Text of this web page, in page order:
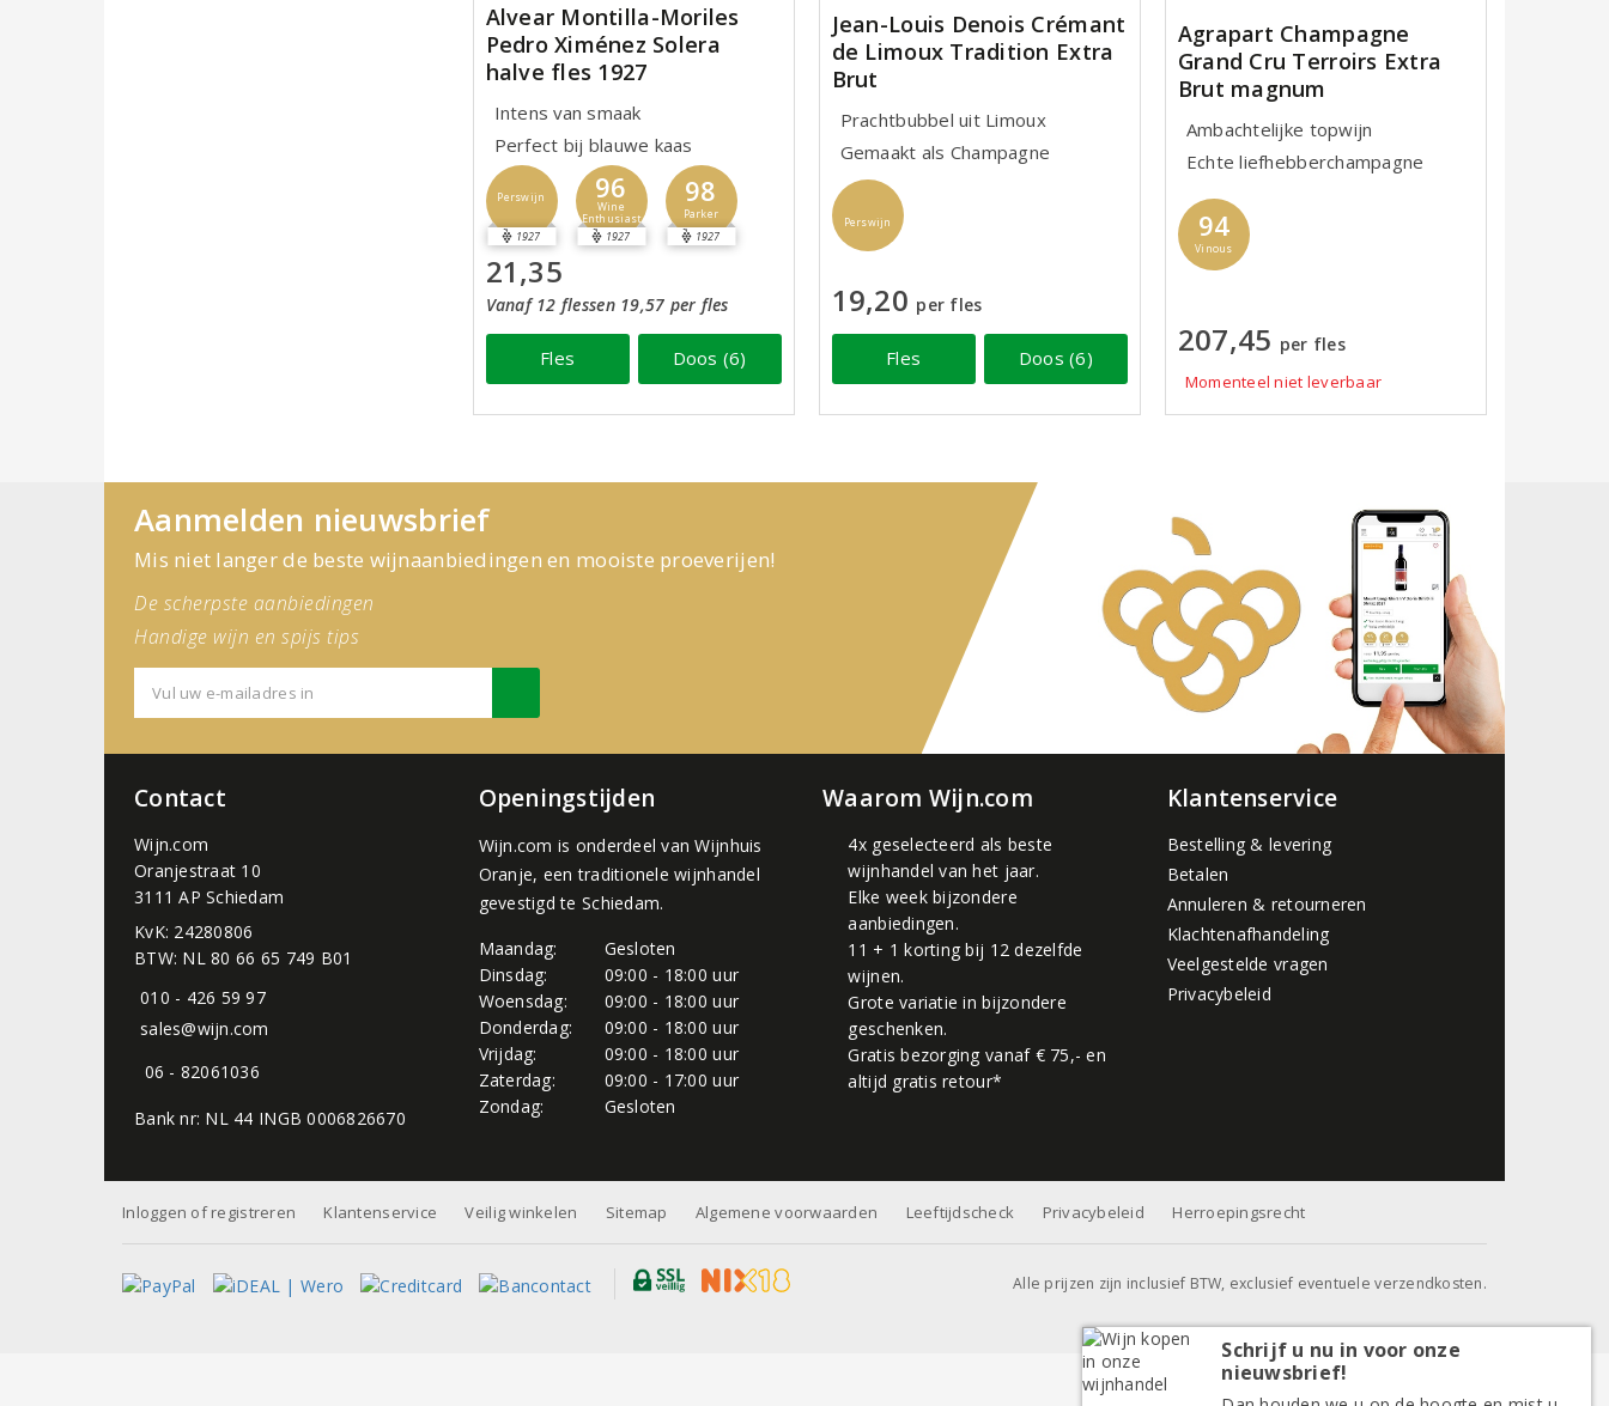
Alvear Montilla-Moriles
Pedro Ximénez Solera
halve fles 1927
Intens van smaak
Perfect bij blauwe kaas
Perswijn
1927
96
Wine
Enthusiast
1927
98
Parker
1927
21,35
Vanaf 12 flessen 19,57 per fles
Fles Doos (6)
Jean-Louis Denois Crémant
de Limoux Tradition Extra
Brut
Prachtbubbel uit Limoux
Gemaakt als Champagne
Perswijn
19,20 per fles
Fles Doos (6)
Agrapart Champagne
Grand Cru Terroirs Extra
Brut magnum
Ambachtelijke topwijn
Echte liefhebberchampagne
94
Vinous
207,45 per fles
Momenteel niet leverbaar
Aanmelden nieuwsbrief
Mis niet langer de beste wijnaanbiedingen en mooiste proeverijen!
De scherpste aanbiedingen
Handige wijn en spijs tips
Contact
Wijn.com
Oranjestraat 10
3111 AP Schiedam
KvK: 24280806
BTW: NL 80 66 65 749 B01
010 - 426 59 97
sales@wijn.com
06 - 82061036
Bank nr: NL 44 INGB 0006826670
Openingstijden
Wijn.com is onderdeel vanWijnhuis
Oranje, een traditionele wijnhandel
gevestigd te Schiedam.
Maandag:
Gesloten
Dinsdag:
09:00 - 18:00 uur
Woensdag:
09:00 - 18:00 uur
Donderdag:
09:00 - 18:00 uur
Vrijdag:
09:00 - 18:00 uur
Zaterdag:
09:00 - 17:00 uur
Zondag:
Gesloten
Waarom Wijn.com
4x geselecteerd als beste
wijnhandel van het jaar.
Elke week bijzondere
aanbiedingen.
11 + 1 korting bij 12 dezelfde
wijnen.
Grote variatie in bijzondere
geschenken.
Gratis bezorging vanaf € 75,- en
altijd gratis retour*
Klantenservice
Bestelling & levering
Betalen
Annuleren & retourneren
Klachtenafhandeling
Veelgestelde vragen
Privacybeleid
Inloggen of registreren Klantenservice Veilig winkelen Sitemap Algemene voorwaarden Leeftijdscheck Privacybeleid Herroepingsrecht
Alle prijzen zijn inclusief BTW, exclusief eventuele verzendkosten.
Schrijf u nu in voor onze
nieuwsbrief!